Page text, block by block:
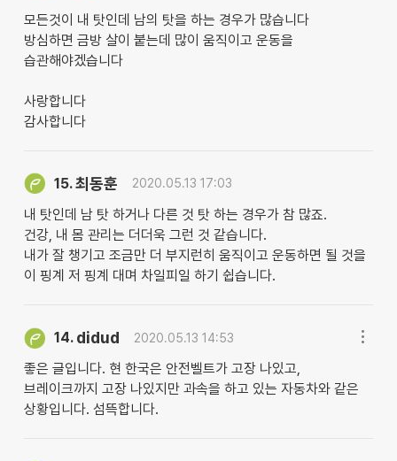
모든것이 내 탓인데 남의 탓을 하는 경우가 많습니다
방심하면 금방 살이 붙는데 많이 움직이고 운동을
습관해야겠습니다
사랑합니다
감사합니다
15.최동훈 2020.05.13 17:03
내 탓인데 남 탓 하거나 다른 것 탓 하는 경우가 참 많죠.
건강, 내 몸 관리는 더더욱 그런 것 같습니다.
내가 잘 챙기고 조금만 더 부지런히 움직이고 운동하면 될 것을
이 핑계 저 핑계 대며 차일피일 하기 쉽습니다.
14. didud 2020.05.13 14:53
좋은 글입니다. 현 한국은 안전벨트가 고장 나있고,
브레이크까지 고장 나있지만 과속을 하고 있는 자동차와 같은
상황입니다. 섬뜩합니다.